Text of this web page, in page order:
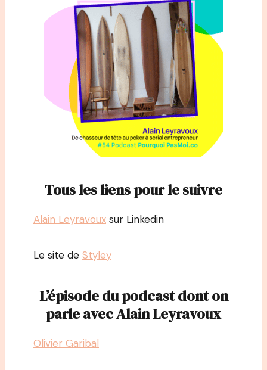
Tous les liens pour le suivre
Alain Leyravoux sur Linkedin
Le site de Styley
L’épisode du podcast dont on
parle avec Alain Leyravoux
Olivier Garibal